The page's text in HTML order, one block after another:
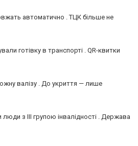
автоматично . ТЦК більше не
готівку в транспорті . QR-квитки
валізу . До укриття — лише
люди з III групою інвалідності . Держава